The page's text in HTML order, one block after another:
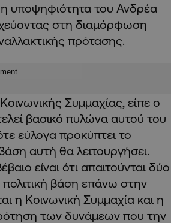
υποψηφιότητα του Ανδρέα
στη διαμόρφωση
πρότασης.
Συμμαχίας, είπε ο
βασικό πυλώνα αυτού του
εύλογα προκύπτει το
αυτή θα λειτουργήσει.
είναι ότι απαιτούνται δύο
πολιτική βάση επάνω στην
η Κοινωνική Συμμαχία και η
των δυνάμεων που την